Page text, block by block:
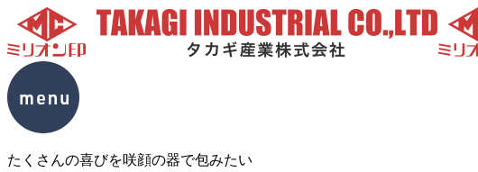
たくさんの喜びを咲顔の器で包みたい